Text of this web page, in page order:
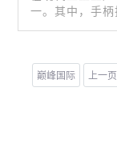
一。其中，手
巅峰国际 上一页